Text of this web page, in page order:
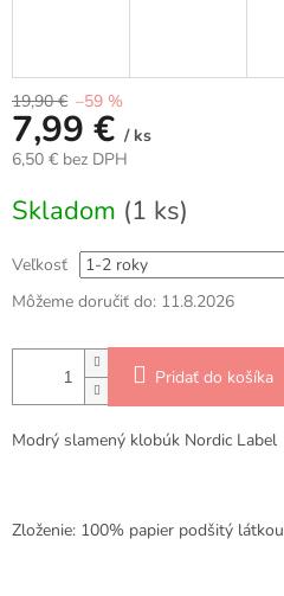
19,90 € –59 %
7,99 € / ks
6,50 € bez DPH
cena:
Skladom (1 ks)
Veľkosť
Môžeme doručiť do: 11.8.2026
Pridať do košíka
Modrý slamený klobúk Nordic Label
Zloženie: 100% papier podšitý látkou